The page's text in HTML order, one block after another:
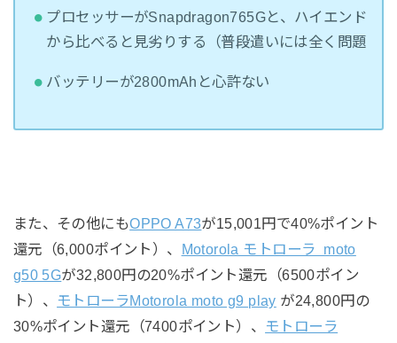
プロセッサーがSnapdragon765Gと、ハイエンド
から比べると見劣りする（普段遣いには全く問題
バッテリーが2800mAhと心許ない
また、その他にもOPPO A73が15,001円で40%ポイント
還元（6,000ポイント）、 Motorola モトローラ moto
g50 5Gが32,800円の20%ポイント還元（6500ポイン
ト）、
モトローラMotorola moto g9 play が24,800円の
30%ポイント還元（7400ポイント）、
モトローラ